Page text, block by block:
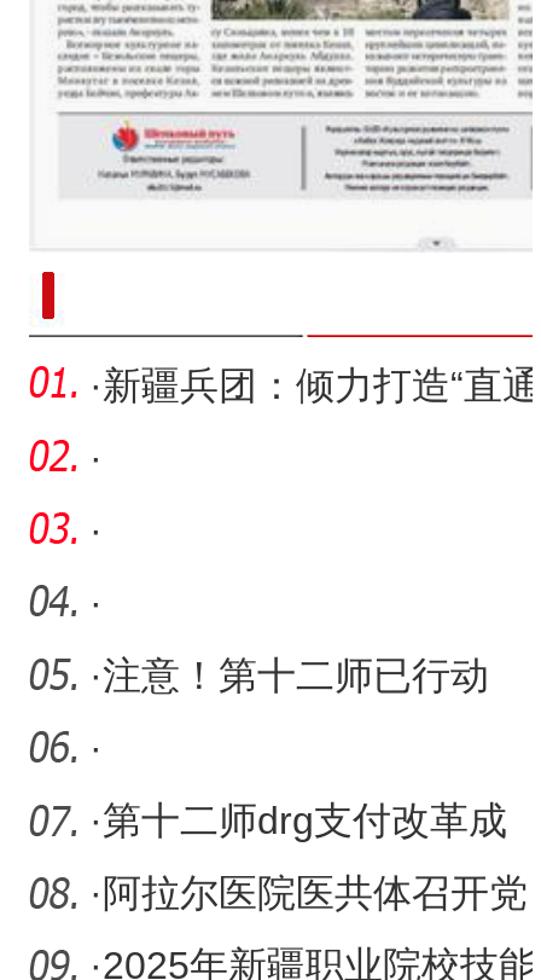
·新疆兵团：倾力打造“直通
车” 破解民企“急难愁盼
·
·
·
·注意！第十二师已行动
·
·第十二师drg支付改革成
效显著 医疗减负提质
· 阿拉尔医院医共体召开党
支部书记抓基层党建工作
·2025年新疆职业院校技能